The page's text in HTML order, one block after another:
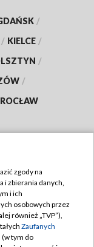
/
/ KIELCE /
/
/
zgody na
i zbierania danych,
i ich
osobowych przez
również „TVP”),
Zaufanych
(w tym do